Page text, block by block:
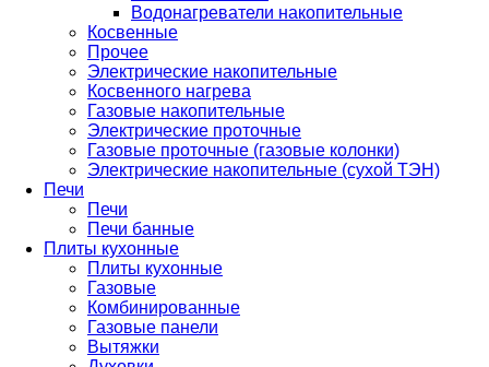
Водонагреватели накопительные
Косвенные
Прочее
Электрические накопительные
Косвенного нагрева
Газовые накопительные
Электрические проточные
Газовые проточные (газовые колонки)
Электрические накопительные (сухой ТЭН)
Печи
Печи
Печи банные
Плиты кухонные
Плиты кухонные
Газовые
Комбинированные
Газовые панели
Вытяжки